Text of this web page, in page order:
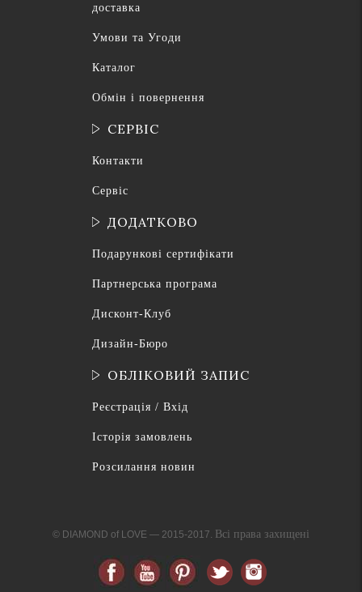
доставка
Умови та Угоди
Каталог
Обмін і повернення
СЕРВІС
Контакти
Сервіс
ДОДАТКОВО
Подарункові сертифікати
Партнерська програма
Дисконт-Клуб
Дизайн-Бюро
ОБЛІКОВИЙ ЗАПИС
Реєстрація / Вхід
Історія замовлень
Розсилання новин
© DIAMOND of LOVE — 2015-2017. Всі права захищені